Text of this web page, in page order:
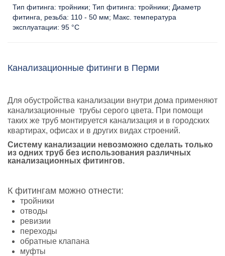
Тип фитинга: тройники Тип фитинга: тройники
Диаметр
фитинга, резьба: 110 - 50 мм
Макс. температура
эксплуатации: 95 °C
Канализационные фитинги в Перми
Для обустройства канализации внутри дома применяют
канализационные трубы серого цвета. При помощи
таких же труб монтируется канализация и в городских
квартирах, офисах и в других видах строений.
Систему канализации невозможно сделать только
из одних труб без использования различных
канализационных фитингов.
К фитингам можно отнести:
тройники
отводы
ревизии
переходы
обратные клапана
муфты